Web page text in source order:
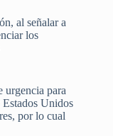
al señalar a
los
urgencia para
Estados Unidos
por lo cual